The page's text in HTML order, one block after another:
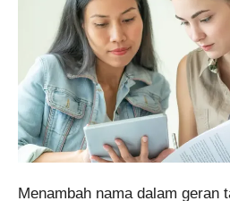
Menambah nama dalam geran